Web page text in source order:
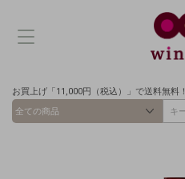
お買上げ「11,000円（税込）」で送料無料！